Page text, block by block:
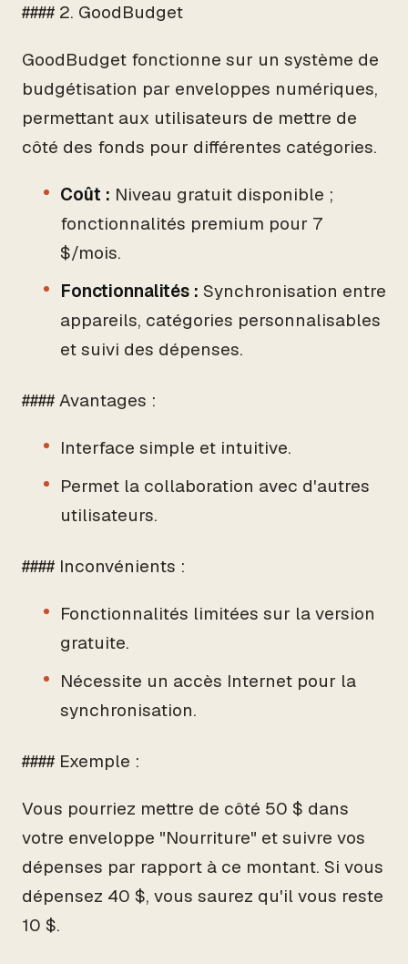
#### 2. GoodBudget
GoodBudget fonctionne sur un système de
budgétisation par enveloppes numériques,
permettant aux utilisateurs de mettre de
côté des fonds pour différentes catégories.
Coût : Niveau gratuit disponible ;
fonctionnalités premium pour 7
$/mois.
Fonctionnalités : Synchronisation entre
appareils, catégories personnalisables
et suivi des dépenses.
#### Avantages :
Interface simple et intuitive.
Permet la collaboration avec d'autres
utilisateurs.
#### Inconvénients :
Fonctionnalités limitées sur la version
gratuite.
Nécessite un accès Internet pour la
synchronisation.
#### Exemple :
Vous pourriez mettre de côté 50 $ dans
votre enveloppe "Nourriture" et suivre vos
dépenses par rapport à ce montant. Si vous
dépensez 40 $, vous saurez qu'il vous reste
10 $.